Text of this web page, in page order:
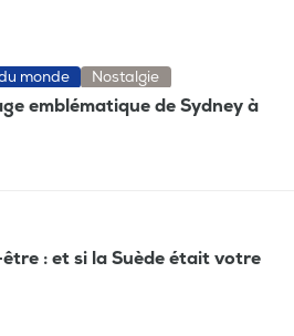
monde Nostalgie
emblématique de Sydney à
: et si la Suède était votre